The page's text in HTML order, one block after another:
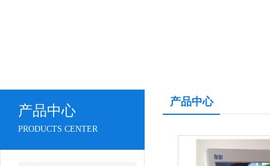
产品中心
PRODUCTS CENTER
产品中心